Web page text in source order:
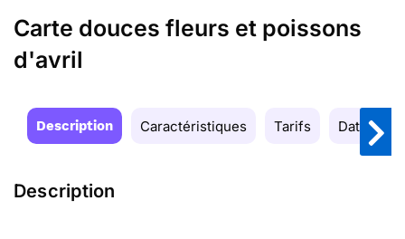
Carte douces fleurs et poissons
d'avril
Description Caractéristiques Tarifs Date de
Description